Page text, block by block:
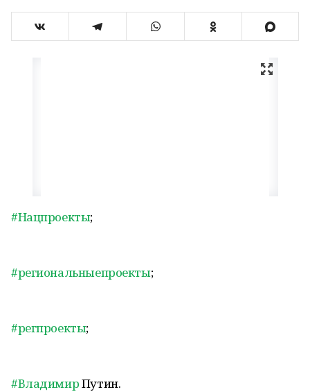
#Нацпроекты;
#региональныепроекты;
#регпроекты;
#ВладимирПутин.